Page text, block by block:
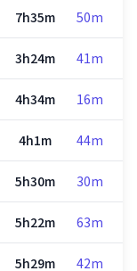
7h35m 50m
3h24m 41m
4h34m 16m
4h1m 44m
5h30m 30m
5h22m 63m
5h29m 42m